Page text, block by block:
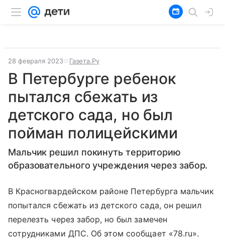
28 февраля 2023 Газета.Ру
В Петербурге ребенок
пытался сбежать из
детского сада, но был
пойман полицейскими
Мальчик решил покинуть территорию
образовательного учреждения через забор.
В Красногвардейском районе Петербурга мальчик
попытался сбежать из детского сада, он решил
перелезть через забор, но был замечен
сотрудниками ДПС. Об этом сообщает «78.ru».